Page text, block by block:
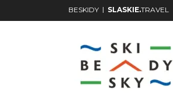
BESKIDY | SLASKIE.TRAVEL